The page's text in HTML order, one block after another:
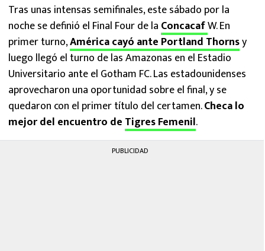
Tras unas intensas semifinales, este sábado por la
noche se definió el Final Four de la ConcacafW. En
primer turno,América cayó ante Portland Thornsy
luego llegó el turno de las Amazonas en el Estadio
Universitario ante el Gotham FC. Las estadounidenses
aprovecharon una oportunidad sobre el final, y se
quedaron con el primer título del certamen.Checa lo
mejor del encuentro de Tigres Femenil.
PUBLICIDAD